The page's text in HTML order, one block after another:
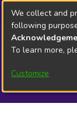
We collect and
following
To learn more,
Customize